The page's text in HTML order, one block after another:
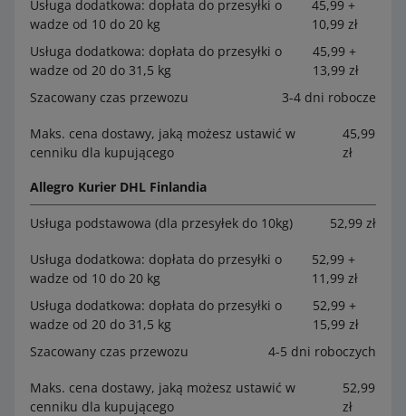
Usługa dodatkowa: dopłata do przesyłki o
wadze od 10 do 20 kg
45,99 +
10,99 zł
Usługa dodatkowa: dopłata do przesyłki o
wadze od 20 do 31,5 kg
45,99 +
13,99 zł
Szacowany czas przewozu
3-4 dni robocze
Maks. cena dostawy, jaką możesz ustawić w
cenniku dla kupującego
45,99
zł
Allegro Kurier DHL Finlandia
Usługa podstawowa (dla przesyłek do 10kg) 52,99 zł
Usługa dodatkowa: dopłata do przesyłki o
wadze od 10 do 20 kg
52,99 +
11,99 zł
Usługa dodatkowa: dopłata do przesyłki o
wadze od 20 do 31,5 kg
52,99 +
15,99 zł
Szacowany czas przewozu
4-5 dni roboczych
Maks. cena dostawy, jaką możesz ustawić w
cenniku dla kupującego
52,99
zł